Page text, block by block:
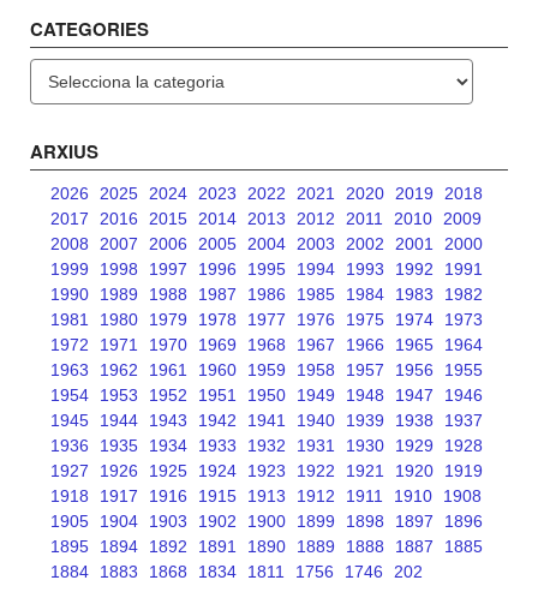
CATEGORIES
ARXIUS
2026 2025 2024 2023 2022 2021 2020 2019
2018
2017
2016 2015 2014 2013 2012 2011 2010 2009
2008
2007 2006 2005 2004 2003 2002 2001
2000
1999
1998 1997 1996 1995 1994 1993 1992
1991
1990
1989 1988 1987 1986 1985 1984 1983
1982
1981
1980 1979 1978 1977 1976 1975 1974
1973
1972
1971 1970 1969 1968 1967 1966 1965
1964
1963
1962 1961 1960 1959 1958 1957 1956
1955
1954
1953 1952 1951 1950 1949 1948 1947
1946
1945
1944 1943 1942 1941 1940 1939 1938
1937
1936
1935 1934 1933 1932 1931 1930 1929
1928
1927
1926 1925 1924 1923 1922 1921 1920
1919
1918
1917 1916 1915 1913 1912 1911 1910
1908
1905
1904 1903 1902 1900 1899 1898 1897
1896
1895
1894 1892 1891 1890 1889 1888 1887
1885
1884
1883 1868 1834 1811 1756 1746 202